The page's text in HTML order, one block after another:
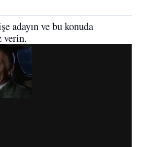
adayın ve bu konuda
verin.